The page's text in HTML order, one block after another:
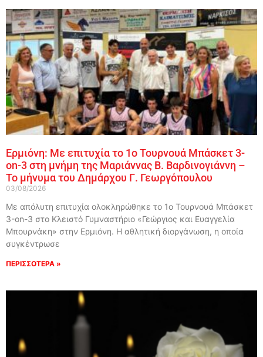
Ερμιόνη: Με επιτυχία το 1ο Τουρνουά Μπάσκετ 3-
on-3 στη μνήμη της Μαριάννας Β. Βαρδινογιάννη –
Το μήνυμα του Δημάρχου Γ. Γεωργόπουλου
03/08/2026
Με απόλυτη επιτυχία ολοκληρώθηκε το 1ο Τουρνουά Μπάσκετ
3-on-3 στο Κλειστό Γυμναστήριο «Γεώργιος και Ευαγγελία
Μπουρνάκη» στην Ερμιόνη. Η αθλητική διοργάνωση, η οποία
συγκέντρωσε
ΠΕΡΙΣΣΟΤΕΡΑ »